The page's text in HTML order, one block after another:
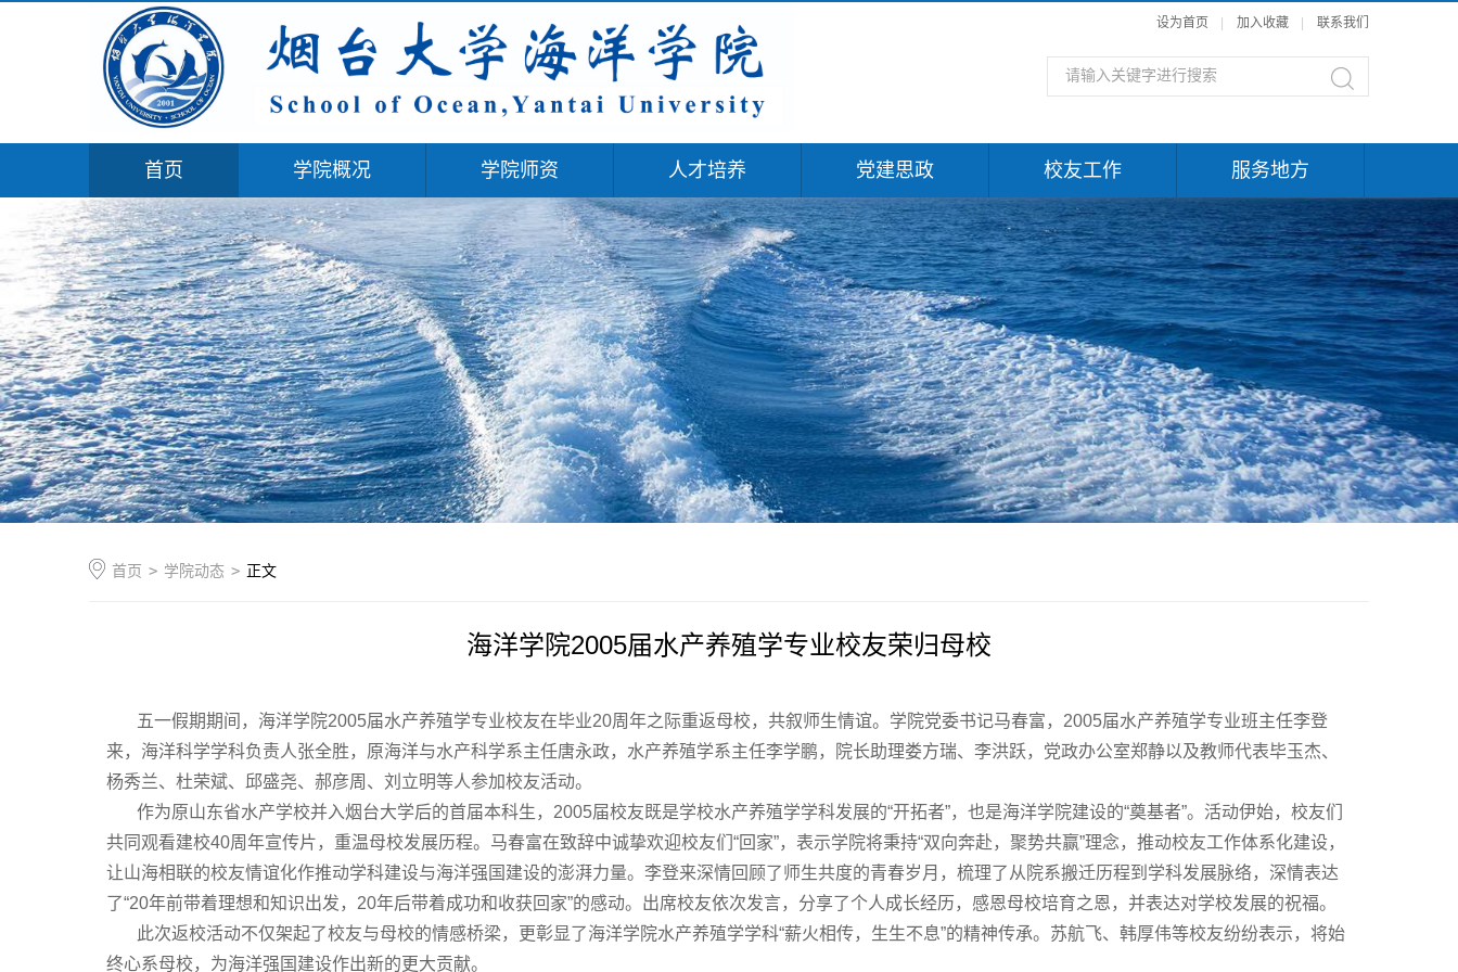
设为首页 加入收藏 联系我们
首页 学院概况 学院师资 人才培养 党建思政 校友工作 服务地方
首页 > 学院动态 > 正文
海洋学院2005届水产养殖学专业校友荣归母校
五一假期期间，海洋学院2005届水产养殖学专业校友在毕业20周年之际重返母校，共叙师生情谊。学院党委书记马春富， 2005届水产养殖学专业班主任李登
来，海洋科学学科负责人张全胜，原海洋与水产科学系主任唐永政，水产养殖学系主任李学鹏，院长助理娄方瑞、李洪跃，党政办公室郑静以及教师代表毕玉杰、
杨秀兰、杜荣斌、邱盛尧、郝彦周、刘立明等人参加校友活动。
作为原山东省水产学校并入烟台大学后的首届本科生，2005届校友既是学校水产养殖学学科发展的“开拓者”，也是海洋学院建设的“奠基者”。活动伊始，校友们
共同观看建校40周年宣传片，重温母校发展历程。马春富在致辞中诚挚欢迎校友们“回家”，表示学院将秉持“双向奔赴，聚势共赢”理念，推动校友工作体系化建设，
让山海相联的校友情谊化作推动学科建设与海洋强国建设的澎湃力量。李登来深情回顾了师生共度的青春岁月，梳理了从院系搬迁历程到学科发展脉络，深情表达
了“20年前带着理想和知识出发，20年后带着成功和收获回家”的感动。出席校友依次发言，分享了个人成长经历，感恩母校培育之恩，并表达对学校发展的祝福。
此次返校活动不仅架起了校友与母校的情感桥梁，更彰显了海洋学院水产养殖学学科“薪火相传，生生不息”的精神传承。苏航飞、韩厚伟等校友纷纷表示，将始
终心系母校，为海洋强国建设作出新的更大贡献。